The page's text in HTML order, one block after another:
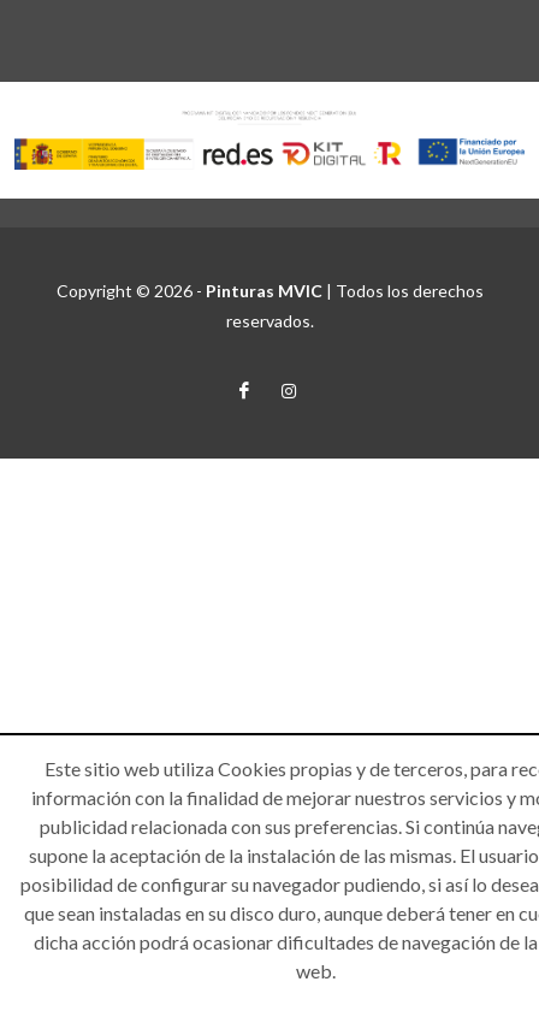
Copyright © 2026 - Pinturas MVIC| Todos los derechos
reservados.
Este sitio web utiliza Cookies propias y de terceros, para
información con la finalidad de mejorar nuestros servicios y
publicidad relacionada con sus preferencias. Si continúa
supone la aceptación de la instalación de las mismas. El
posibilidad de configurar su navegador pudiendo, si así lo
que sean instaladas en su disco duro, aunque deberá tener en
dicha acción podrá ocasionar dificultades de navegación de
web.